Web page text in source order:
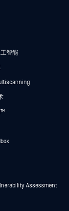
智能
™
Assessment